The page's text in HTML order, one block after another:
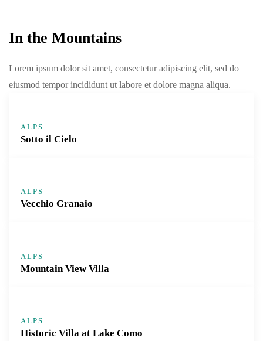
In the Mountains
Lorem ipsum dolor sit amet, consectetur adipiscing elit, sed do
eiusmod tempor incididunt ut labore et dolore magna aliqua.
ALPS
Sotto il Cielo
ALPS
Vecchio Granaio
ALPS
Mountain View Villa
ALPS
Historic Villa at Lake Como